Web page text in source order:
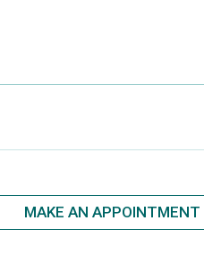
MAKE AN APPOINTMENT